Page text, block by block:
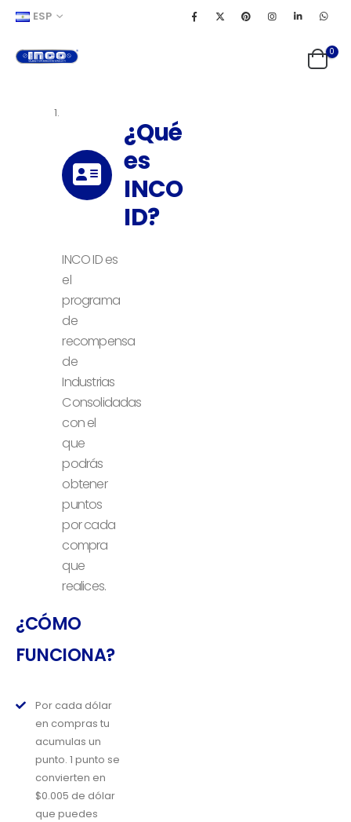
ESP
0
¿Qué
es
INCO
ID?
INCO ID es
el
programa
de
recompensa
de
Industrias
Consolidadas
con el
que
podrás
obtener
puntos
por cada
compra
que
realices.
¿CÓMO
FUNCIONA?
Por cada dólar
en compras tu
acumulas un
punto. 1 punto se
convierten en
$0.005 de dólar
que puedes